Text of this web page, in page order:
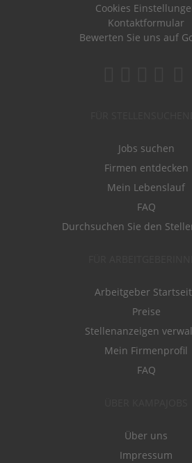
Cookies
Kontaktformular
Bewerten Sie uns auf
Jobs suchen
Firmen entdecken
Mein Lebenslauf
FAQ
Durchsuchen Sie den
Arbeitgeber
Preise
Stellenanzeigen
Mein Firmenprofil
FAQ
Über uns
Impressum